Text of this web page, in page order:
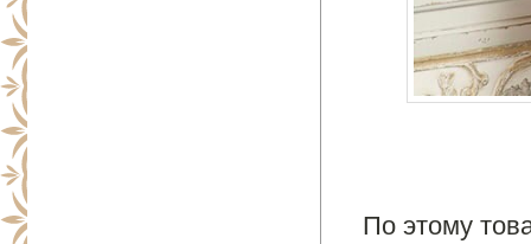
По этому